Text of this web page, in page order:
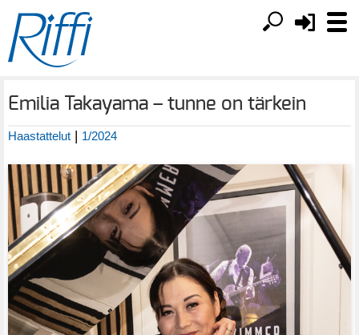
Emilia Takayama – tunne on tärkein
Haastattelut | 1/2024